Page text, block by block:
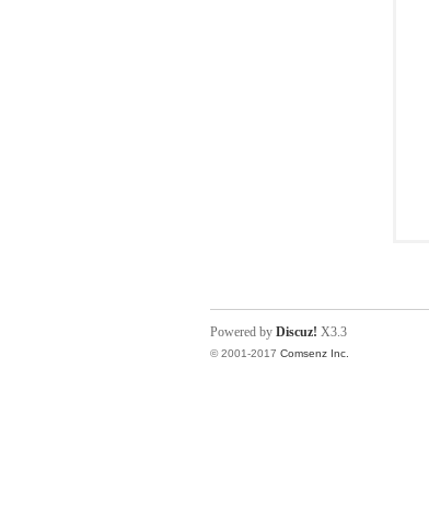
Powered by Discuz! X3.3
© 2001-2017 Comsenz Inc.